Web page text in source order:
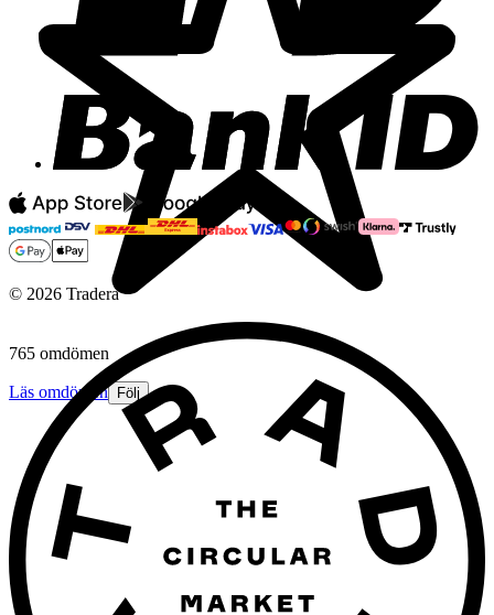
765 omdömen
Läs omdömen Följ
© 2026 Tradera